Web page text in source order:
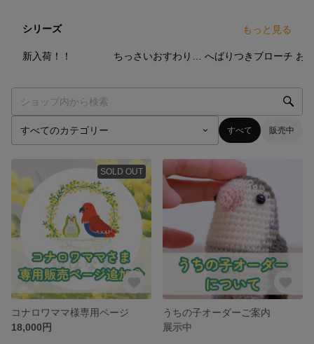
シリーズ もっと見る
新入荷！！ へばりつきブローチ お
すべて 販売中
SOLD OUT
コナロワママ様専用ページ
18,000円
うちの子オーダーご案内
展示中